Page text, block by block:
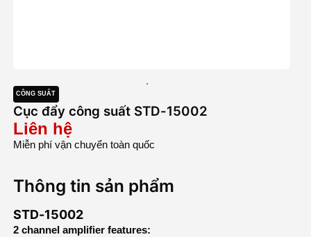
CÔNG SUẤT
Cục đẩy công suất STD-15002
Liên hệ
Miễn phí vận chuyển toàn quốc
Thông tin sản phẩm
STD-15002
2 channel amplifier features: